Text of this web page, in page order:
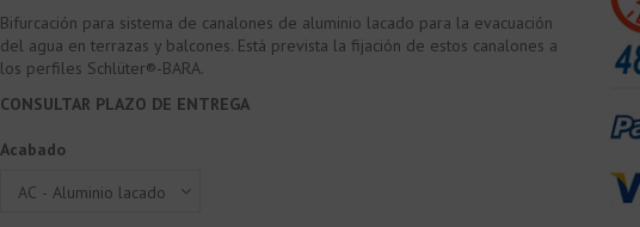
Bifurcación para sistema de canalones de aluminio lacado para la evacuación
del agua en terrazas y balcones. Está prevista la fijación de estos canalones a
los perfiles Schlüter®-BARA.
CONSULTAR PLAZO DE ENTREGA
Acabado